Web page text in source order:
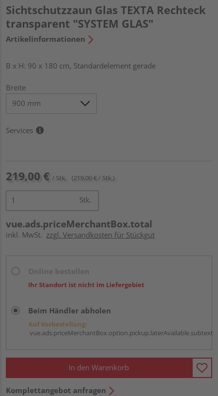
Sichtschutzzaun Glas TEXTA Rechteck
transparent "SYSTEM GLAS"
Artikelinformationen
B x H: 90 x 180 cm, Standardelement gerade
Breite
Services
219,00 € / Stk. (219,00 € / Stk.)
Stk.
vue.ads.priceMerchantBox.total
inkl. MwSt. zzgl. Versandkosten für Stückgut
Ihr Standort ist nicht im Liefergebiet
Beim Händler abholen
Auf Vorbestellung:
vue.ads.priceMerchantBox.option.pickup.laterAvailable.subtext
In den Warenkorb
Komplettangebot anfragen